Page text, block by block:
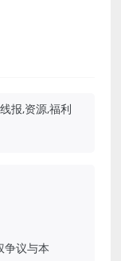
报,资源,福利
争议与本